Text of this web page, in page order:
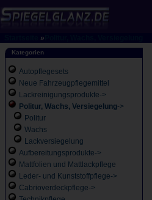
»
Kategorien
Autopflegesets
Neue Fahrzeugpflegemittel
Lackreinigungsprodukte->
Politur, Wachs, Versiegelung->
Politur
Wachs
Lackversiegelung
Aufbereitungsprodukte->
Mattfolien und Mattlackpflege
Leder- und Kunststoffpflege->
Cabrioverdeckpflege->